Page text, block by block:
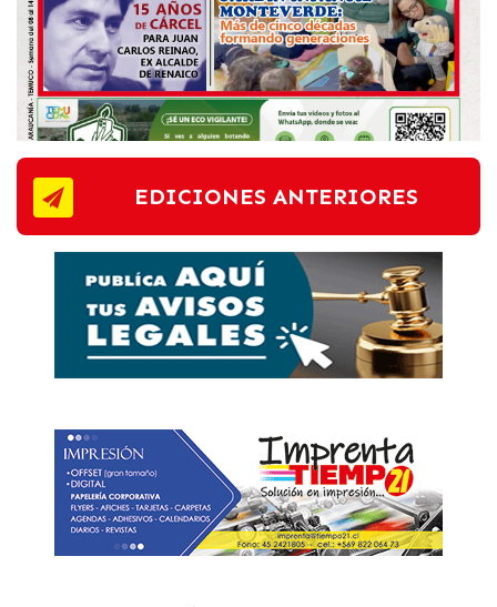
EDICIONES ANTERIORES